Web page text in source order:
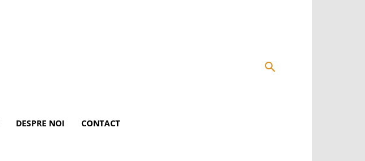
DESPRE NOI CONTACT